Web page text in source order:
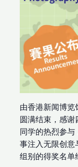
由香港新闻博览
圆满结束，感
同学的热烈参与
事注入无限创意
组别的得奖名单